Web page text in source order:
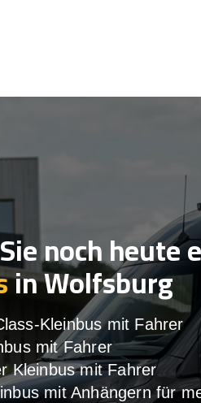
noch heute
in Wolfsburg
Kleinbus mit Fahrer
mit Fahrer
Kleinbus mit Fahrer
mit Anhängern für